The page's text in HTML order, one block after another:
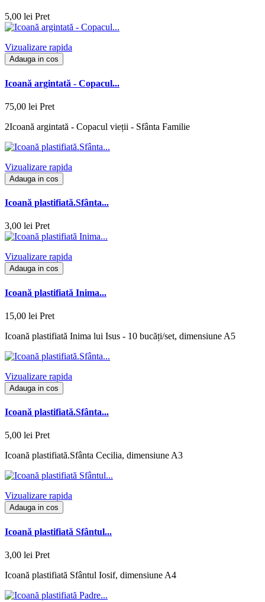
5,00 lei Pret
Vizualizare rapida
Adauga in cos
Icoană argintată - Copacul...
75,00 lei Pret
2Icoană argintată - Copacul vieții - Sfânta Familie
Vizualizare rapida
Adauga in cos
Icoană plastifiată.Sfânta...
3,00 lei Pret
Vizualizare rapida
Adauga in cos
Icoană plastifiată Inima...
15,00 lei Pret
Icoană plastifiată Inima lui Isus - 10 bucăți/set, dimensiune A5
Vizualizare rapida
Adauga in cos
Icoană plastifiată.Sfânta...
5,00 lei Pret
Icoană plastifiată.Sfânta Cecilia, dimensiune A3
Vizualizare rapida
Adauga in cos
Icoană plastifiată Sfântul...
3,00 lei Pret
Icoană plastifiată Sfântul Iosif, dimensiune A4